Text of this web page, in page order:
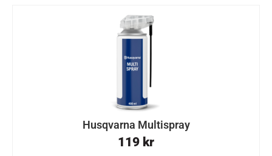
Husqvarna Multispray
119 kr